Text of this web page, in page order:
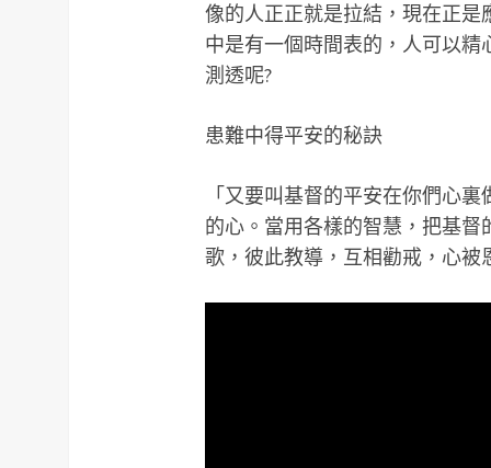
像的人正正就是拉結，現在正
中是有一個時間表的，人可以
測透呢?
患難中得平安的秘訣
「又要叫基督的平安在你們心
的心。當用各樣的智慧，把基
歌，彼此教導，互相勸戒，心被